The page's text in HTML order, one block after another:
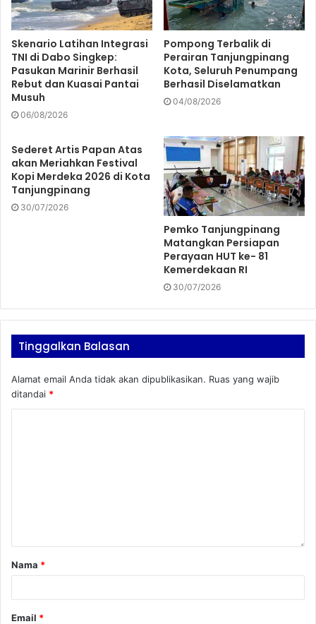
Skenario Latihan Integrasi
TNI di Dabo Singkep:
Pasukan Marinir Berhasil
Rebut dan Kuasai Pantai
Musuh
06/08/2026
Pompong Terbalik di
Perairan Tanjungpinang
Kota, Seluruh Penumpang
Berhasil Diselamatkan
04/08/2026
Sederet Artis Papan Atas
akan Meriahkan Festival
Kopi Merdeka 2026 di Kota
Tanjungpinang
30/07/2026
Pemko Tanjungpinang
Matangkan Persiapan
Perayaan HUT ke- 81
Kemerdekaan RI
30/07/2026
Tinggalkan Balasan
Alamat email Anda tidak akan dipublikasikan. Ruas yang wajib
ditandai *
Nama *
Email *